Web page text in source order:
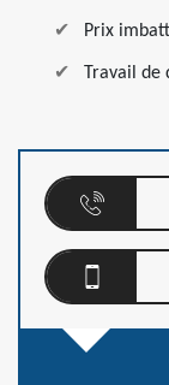
Prix
Travail de